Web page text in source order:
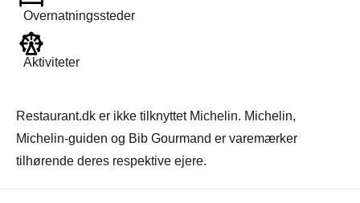
Overnatningssteder
Aktiviteter
Restaurant.dk er ikke tilknyttet Michelin. Michelin,
Michelin-guiden og Bib Gourmand er varemærker
tilhørende deres respektive ejere.